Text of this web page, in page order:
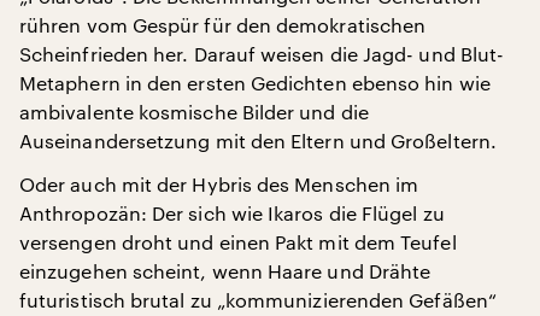
rühren vom Gespür für den demokratischen
Scheinfrieden her. Darauf weisen die Jagd- und Blut-
Metaphern in den ersten Gedichten ebenso hin wie
ambivalente kosmische Bilder und die
Auseinandersetzung mit den Eltern und Großeltern.
Oder auch mit der Hybris des Menschen im
Anthropozän: Der sich wie Ikaros die Flügel zu
versengen droht und einen Pakt mit dem Teufel
einzugehen scheint, wenn Haare und Drähte
futuristisch brutal zu „kommunizierenden Gefäßen“